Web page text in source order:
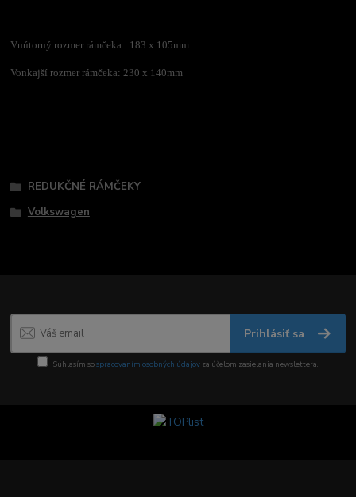
Vnútorný rozmer rámčeka: 183 x 105mm
Vonkajší rozmer rámčeka: 230 x 140mm
REDUKČNÉ RÁMČEKY
Volkswagen
Prihlásiť sa
Súhlasím sospracovaním osobných údajov za účelom zasielania newslettera.